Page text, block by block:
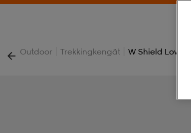
Outdoor | Trekkingkengät | W Shield Low